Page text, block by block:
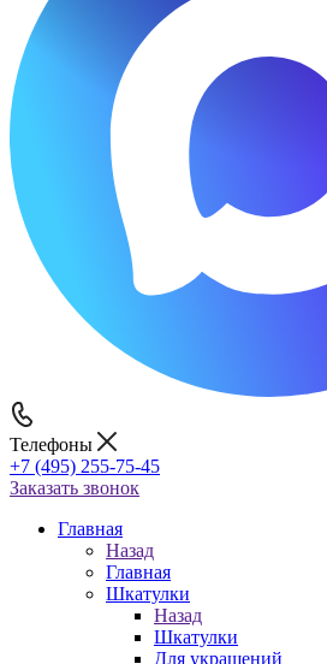
Телефоны
+7 (495) 255-75-45
Заказать звонок
Главная
Назад
Главная
Шкатулки
Назад
Шкатулки
Для украшений